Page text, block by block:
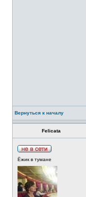
Вернуться к началу
Felicata
Ёжик в тумане